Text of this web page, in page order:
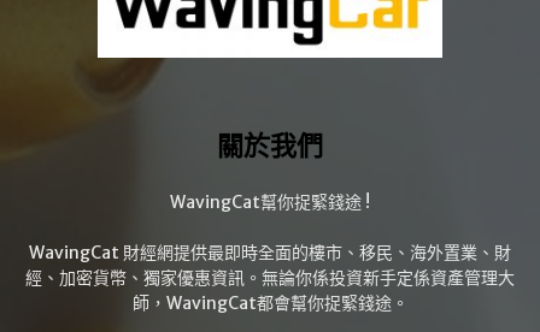
關於我們
WavingCat幫你捉緊錢途 !
WavingCat 財經網提供最即時全面的樓市、移民、海外置業、財
經、加密貨幣、獨家優惠資訊。無論你係投資新手定係資產管理大
師，WavingCat都會幫你捉緊錢途。